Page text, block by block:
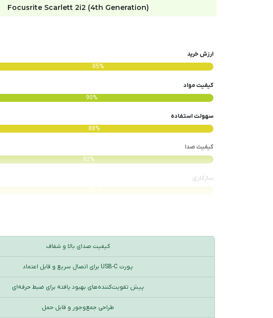
Focusrite Scarlett 2i2 (4th Generation)
ارزش خرید
85%
کیفیت مواد
90%
سهولت استفاده
88%
کیفیت صدا
92%
سازگاری
کیفیت صدای بالا و شفاف
پورت USB-C برای اتصال سریع و قابل اعتماد
پیش تقویت‌کننده‌های بهبود یافته برای ضبط حرفه‌ای
طراحی جمع‌وجور و قابل حمل